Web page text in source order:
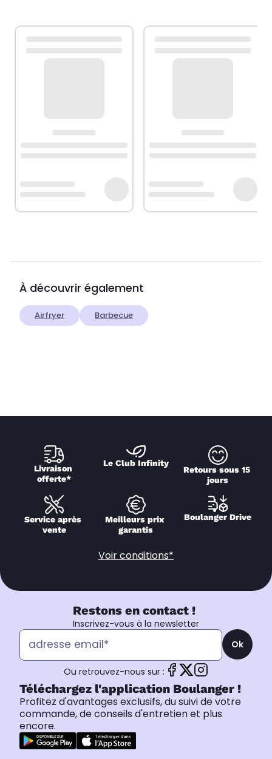
À découvrir également
Airfryer Barbecue
Livraison
offerte*
Le Club Infinity
Retours sous 15
jours
Service après
vente
Meilleurs prix
garantis
Boulanger Drive
Voir conditions*
Restons en contact !
Inscrivez-vous à la newsletter
Ok
Ou retrouvez-nous sur :
Téléchargez l'application Boulanger !
Profitez d'avantages exclusifs, du suivi de votre
commande, de conseils d'entretien et plus
encore.